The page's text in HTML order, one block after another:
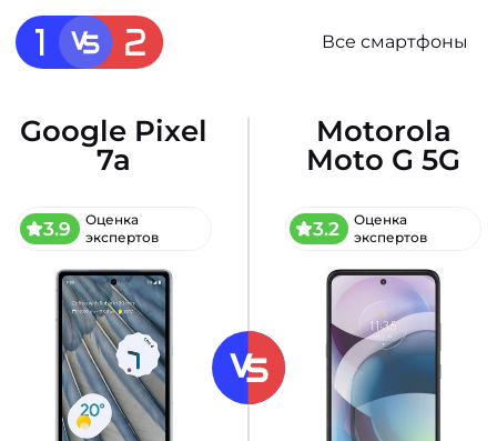
Все смартфоны
Google Pixel
7a
3.9
Оценка
экспертов
Motorola
Moto G 5G
3.2
Оценка
экспертов